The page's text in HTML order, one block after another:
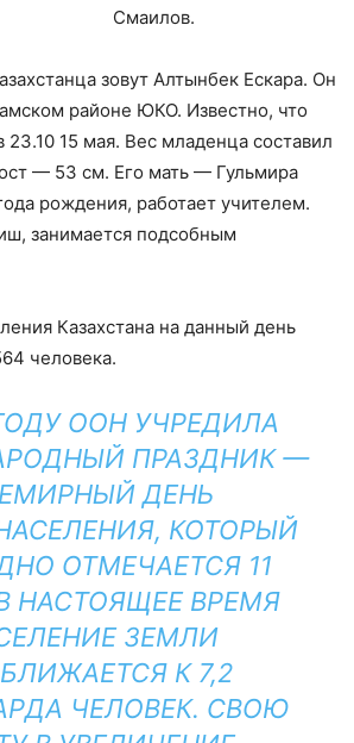
Смаилов.
зовут Алтынбек Ескара. Он
районе ЮКО. Известно, что
23.10 15 мая. Вес младенца составил
— 53 см. Его мать — Гульмира
рождения, работает учителем.
занимается подсобным
Казахстана на данный день
человека.
ООН УЧРЕДИЛА
ПРАЗДНИК —
ДЕНЬ
КОТОРЫЙ
ОТМЕЧАЕТСЯ 11
НАСТОЯЩЕЕ ВРЕМЯ
ЗЕМЛИ
К 7,2
ЧЕЛОВЕК. СВОЮ